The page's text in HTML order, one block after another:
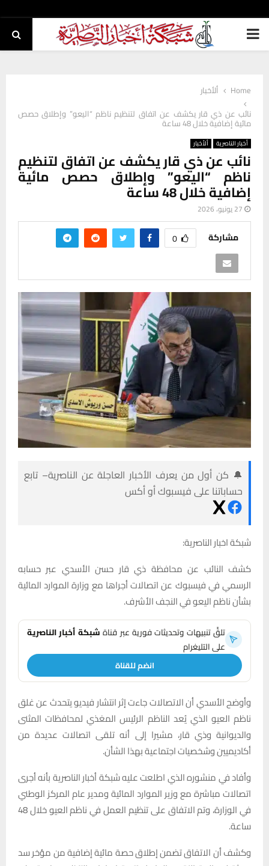
PRIMARY
Home
ألأخبار
نائب عن ذي قار يكشف عن اتفاق لتنظيم ناظم “اليعو” وإطلاق حصص
مائية إضافية خلال 48 ساعة
أخبار الناصرية ألأخبار
نائب عن ذي قار يكشف عن اتفاق لتنظيم
ناظم “اليعو” وإطلاق حصص مائية
إضافية خلال 48 ساعة
27 يونيو، 2026
مشاركة 0
🔔 كن أول من يعرف الأخبار العاجلة عن الناصرية– تابع
حساباتنا على فيسبوك أو أكس
شبكة اخبار الناصرية:
كشف النائب عن محافظة ذي قار حسن الأسدي عبر حسابه
الرسمي في فيسبوك عن اتصالات أجراها مع وزارة الموارد المائية
بشأن ناظم اليعو في النجف الأشرف.
تلقَّ تنبيهات وتحديثات فورية عبر قناةشبكة أخبار الناصرية
على التليغرام
انضم للقناة
وأوضح الأسدي أن الاتصالات جاءت إثر انتشار فيديو يتحدث عن غلق
ناظم العيو الذي يُعد الناظم الرئيس المغذي لمحافظات المثنى
والديوانية وذي قار، مشيرا إلى أنه تلقى اتصالات عديدة من
أكاديميين وشخصيات اجتماعية بهذا الشأن.
وأفاد في منشوره الذي اطلعت عليه شبكة أخبار الناصرية بأنه أجرى
اتصالات مباشرة مع وزير الموارد المائية ومدير عام المركز الوطني
في الوزارة، وتم الاتفاق على تنظيم العمل في ناظم العيو خلال 48
ساعة.
وكشف أن الاتفاق تضمن إطلاق حصة مائية إضافية من مؤخر سد